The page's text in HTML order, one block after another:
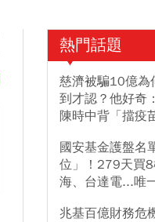
熱門話題
慈濟被騙10億為
到才認？他好奇
陳時中背「擋疫
國安基金護盤名
位」！279天買
海、台達電...唯
兆基百億財務危